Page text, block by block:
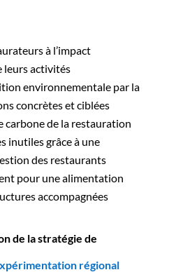
à l’impact
leurs activités
environnementale par la
concrètes et ciblées
carbone de la restauration
inutiles grâce à une
des restaurants
pour une alimentation
accompagnées
de la stratégie de
régional